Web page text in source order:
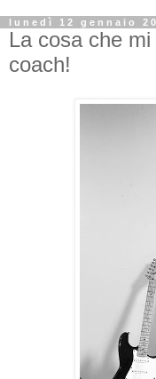
lunedì 12 gennaio
La cosa che
coach!